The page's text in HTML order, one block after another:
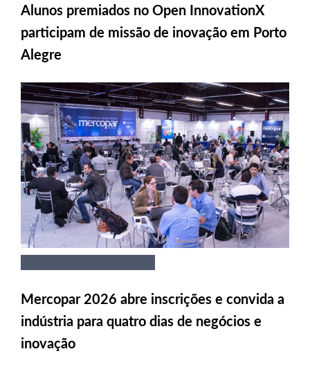
Alunos premiados no Open InnovationX
participam de missão de inovação em Porto
Alegre
Mercopar 2026 abre inscrições e convida a
indústria para quatro dias de negócios e
inovação